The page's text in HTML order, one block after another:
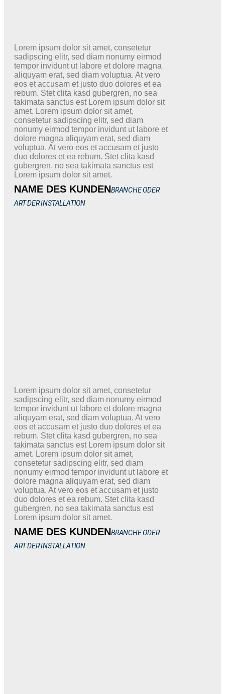
Lorem ipsum dolor sit amet, consetetur
sadipscing elitr, sed diam nonumy eirmod
tempor invidunt ut labore et dolore magna
aliquyam erat, sed diam voluptua. At vero
eos et accusam et justo duo dolores et ea
rebum. Stet clita kasd gubergren, no sea
takimata sanctus est Lorem ipsum dolor sit
amet. Lorem ipsum dolor sit amet,
consetetur sadipscing elitr, sed diam
nonumy eirmod tempor invidunt ut labore et
dolore magna aliquyam erat, sed diam
voluptua. At vero eos et accusam et justo
duo dolores et ea rebum. Stet clita kasd
gubergren, no sea takimata sanctus est
Lorem ipsum dolor sit amet.
NAME DES KUNDENBRANCHE ODER
ART DER INSTALLATION
Lorem ipsum dolor sit amet, consetetur
sadipscing elitr, sed diam nonumy eirmod
tempor invidunt ut labore et dolore magna
aliquyam erat, sed diam voluptua. At vero
eos et accusam et justo duo dolores et ea
rebum. Stet clita kasd gubergren, no sea
takimata sanctus est Lorem ipsum dolor sit
amet. Lorem ipsum dolor sit amet,
consetetur sadipscing elitr, sed diam
nonumy eirmod tempor invidunt ut labore et
dolore magna aliquyam erat, sed diam
voluptua. At vero eos et accusam et justo
duo dolores et ea rebum. Stet clita kasd
gubergren, no sea takimata sanctus est
Lorem ipsum dolor sit amet.
NAME DES KUNDENBRANCHE ODER
ART DER INSTALLATION